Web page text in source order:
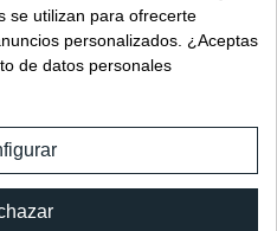
se utilizan para ofrecerte
personalizados. ¿Aceptas
de datos personales